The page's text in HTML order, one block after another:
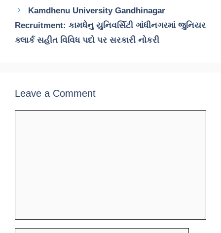
Kamdhenu University Gandhinagar
Recruitment: કામધેનુ યુનિવર્સિટી ગાંધીનગરમાં જુનિયર
ક્લાર્ક સહીત વિવિધ પદો પર સરકારી નોકરી
Leave a Comment